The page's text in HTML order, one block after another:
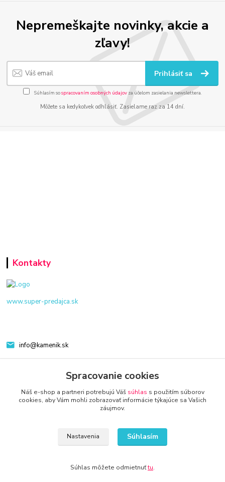
Nepremeškajte novinky, akcie a
zľavy!
Prihlásiť sa
Súhlasím sospracovaním osobných údajov za účelom zasielania newslettera.
Môžete sa kedykoľvek odhlásiť. Zasielame raz za 14 dní.
Kontakty
www.super-predajca.sk
info@kamenik.sk
Spracovanie cookies
Náš e-shop a partneri potrebujú Váš súhlas s použitím súborov
cookies, aby Vám mohli zobrazovať informácie týkajúce sa Vašich
záujmov.
Nastavenia Súhlasím
Súhlas môžete odmietnuťtu.